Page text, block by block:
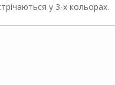
у 3-х кольорах.